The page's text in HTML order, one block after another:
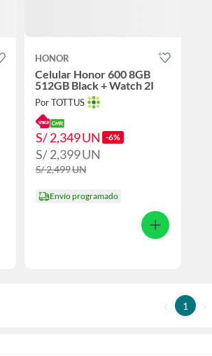
HONOR
Celular Honor 600 8GB
512GB Black + Watch 2I
Por TOTTUS
S/ 2,349UN -6%
S/ 2,399UN
S/ 2,499UN
Envío programado
1